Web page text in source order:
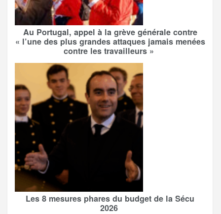
Au Portugal, appel à la grève générale contre
« l’une des plus grandes attaques jamais menées
contre les travailleurs »
Les 8 mesures phares du budget de la Sécu
2026